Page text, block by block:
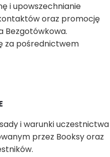
i upowszechnianie
oraz promocję
Bezgotówkowa.
za pośrednictwem
i warunki uczestnictwa
przez Booksy oraz